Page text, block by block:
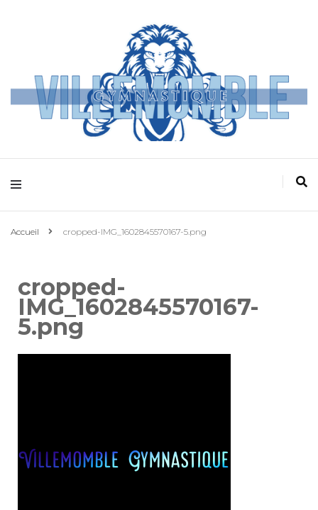
Villemomble
Gymnastique
Accueil cropped-IMG_1602845570167-5.png
cropped-
IMG_1602845570167-
5.png